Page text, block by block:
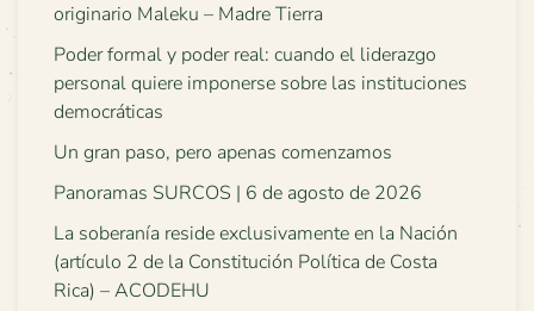
originario Maleku – Madre Tierra
Poder formal y poder real: cuando el liderazgo
personal quiere imponerse sobre las instituciones
democráticas
Un gran paso, pero apenas comenzamos
Panoramas SURCOS | 6 de agosto de 2026
La soberanía reside exclusivamente en la Nación
(artículo 2 de la Constitución Política de Costa
Rica) – ACODEHU